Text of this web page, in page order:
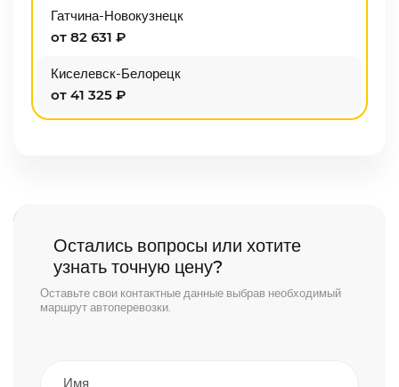
Гатчина-Новокузнецк
от 82 631 ₽
Киселевск-Белорецк
от 41 325 ₽
Остались вопросы или хотите
узнать точную цену?
Оставьте свои контактные данные выбрав необходимый
маршрут автоперевозки.